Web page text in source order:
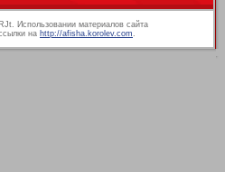
Использовании материалов сайта
на http://afisha.korolev.com.